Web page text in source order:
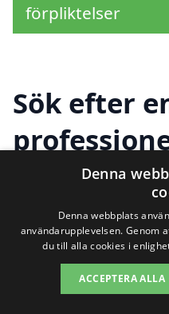
förpliktelser
Sök efter
städer
norra
Denna
Denna webbplats
användarupplevelsen. Genom
du till alla cookies i
ACCEPTERA ALLA